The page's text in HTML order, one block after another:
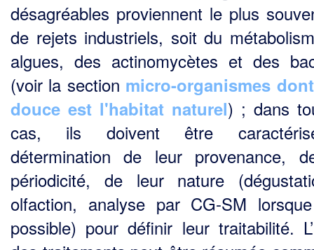
désagréables proviennent le plus
de rejets industriels, soit du
algues, des actinomycètes et des
(voir la section micro-organismes
douce est l'habitat naturel) ; dans
cas, ils doivent être
détermination de leur provenance,
périodicité, de leur nature
olfaction, analyse par CG-SM
possible) pour définir leur traitabilité.